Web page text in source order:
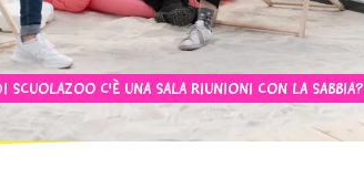
SCUOLAZOO C'È UNA SALA RIUNIONI CON LA SABBIA?